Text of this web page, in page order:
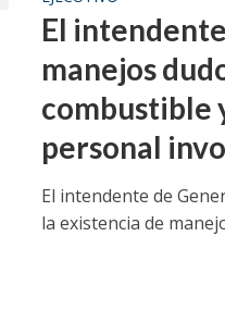
El
manejos
combustible
personal
El intendente de
la existencia de